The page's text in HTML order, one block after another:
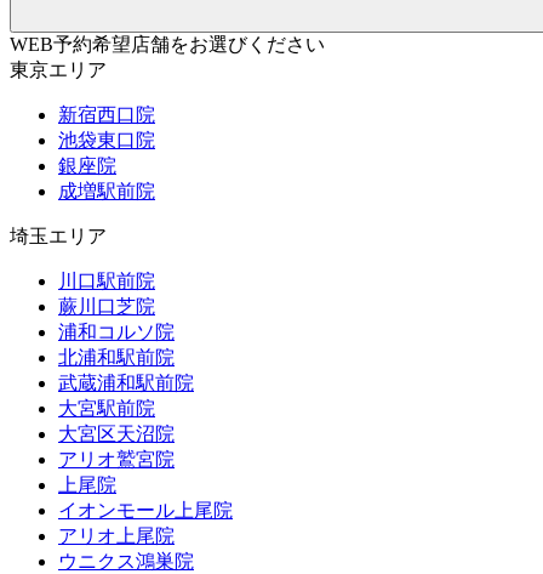
WEB予約希望店舗をお選びください
東京エリア
新宿西口院
池袋東口院
銀座院
成増駅前院
埼玉エリア
川口駅前院
蕨川口芝院
浦和コルソ院
北浦和駅前院
武蔵浦和駅前院
大宮駅前院
大宮区天沼院
アリオ鷲宮院
上尾院
イオンモール上尾院
アリオ上尾院
ウニクス鴻巣院